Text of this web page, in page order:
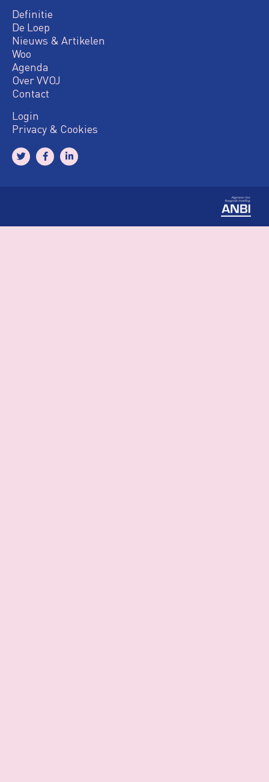
Definitie
De Loep
Nieuws & Artikelen
Woo
Agenda
Over VVOJ
Contact
Login
Privacy & Cookies